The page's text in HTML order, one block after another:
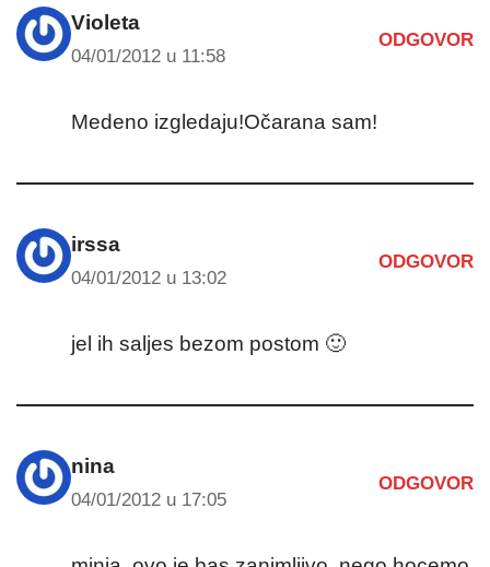
Violeta
04/01/2012 u 11:58
ODGOVOR
Medeno izgledaju!Očarana sam!
irssa
04/01/2012 u 13:02
ODGOVOR
jel ih saljes bezom postom 🙂
nina
04/01/2012 u 17:05
ODGOVOR